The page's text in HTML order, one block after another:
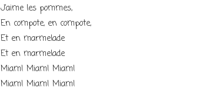
J’aime les pommes,
En compote, en compote,
Et en marmelade
Et en marmelade
Miam! Miam! Miam!
Miam! Miam! Miam!